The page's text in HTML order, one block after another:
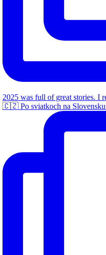
2025 was full of great stories. I
🇨🇿 Po sviatkoch na Slovensku